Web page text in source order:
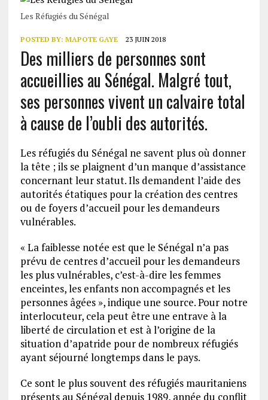
Les Réfugiés du Sénégal
POSTED BY: MAPOTE GAYE 23 JUIN 2018
Des milliers de personnes sont
accueillies au Sénégal. Malgré tout,
ses personnes vivent un calvaire total
à cause de l’oubli des autorités.
Les réfugiés du Sénégal ne savent plus où donner
la tête ; ils se plaignent d’un manque d’assistance
concernant leur statut. Ils demandent l’aide des
autorités étatiques pour la création des centres
ou de foyers d’accueil pour les demandeurs
vulnérables.
« La faiblesse notée est que le Sénégal n’a pas
prévu de centres d’accueil pour les demandeurs
les plus vulnérables, c’est-à-dire les femmes
enceintes, les enfants non accompagnés et les
personnes âgées », indique une source. Pour notre
interlocuteur, cela peut être une entrave à la
liberté de circulation et est à l’origine de la
situation d’apatride pour de nombreux réfugiés
ayant séjourné longtemps dans le pays.
Ce sont le plus souvent des réfugiés mauritaniens
présents au Sénégal depuis 1989, année du conflit